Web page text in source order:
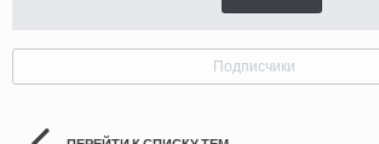
Подписчики